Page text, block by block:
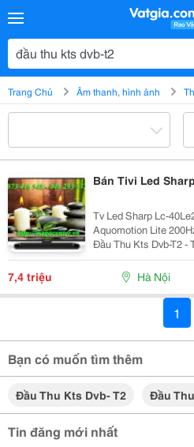
Trang Chủ Âm thanh, hình ảnh
Bán Tivi Led
Tv Led Sharp Lc-
Aquomotion Lite 200Hz Bảo Hành: 12 Tháng - Tích
Đầu Thu Kts Dvb-T2 - Tích Hợp Khe Cắm Ci+ - Tích Hợp
Chức Năng Giảm
Hiệu Ăng-Ten - Độ
7,4 triệu Hà Nội
1
Bạn có muốn tìm thêm
Đầu Thu Kts Dvb- T2 Đầu
Tin đăng mới nhất